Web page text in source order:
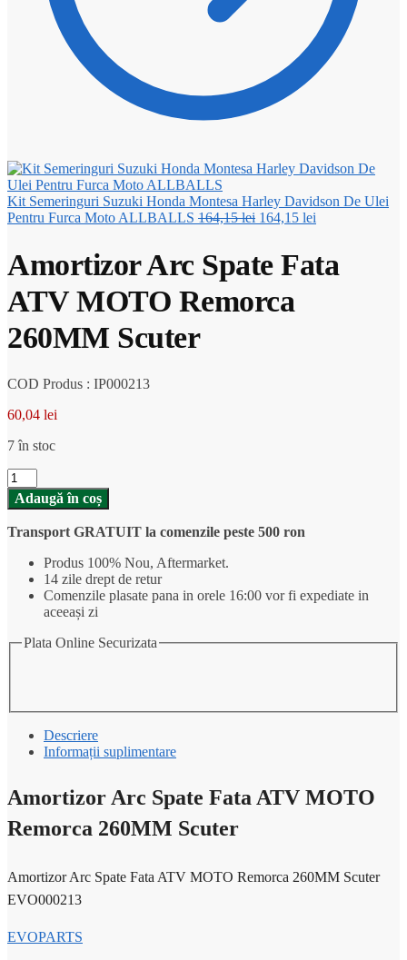
Kit Semeringuri Suzuki Honda Montesa Harley Davidson De Ulei
Pentru Furca Moto ALLBALLS 164,15lei Prețul
fost:
164,15 lei
164,15 lei.
Amortizor Arc Spate Fata
ATV MOTO Remorca
260MM Scuter
COD Produs : IP000213
60,04 lei
7 în stoc
Cantitate
Amortizor
Arc
Spate
Fata
MOTO
Remorca
260MM
Adaugă în coș
Transport GRATUIT la comenzile peste 500 ron
Produs 100% Nou, Aftermarket.
14 zile drept de retur
Comenzile plasate pana in orele 16:00 vor fi expediate in
aceeași zi
Plata Online Securizata
Descriere
Informații suplimentare
Amortizor Arc Spate Fata ATV MOTO
Remorca 260MM Scuter
Amortizor Arc Spate Fata ATV MOTO Remorca 260MM Scuter
EVO000213
EVOPARTS